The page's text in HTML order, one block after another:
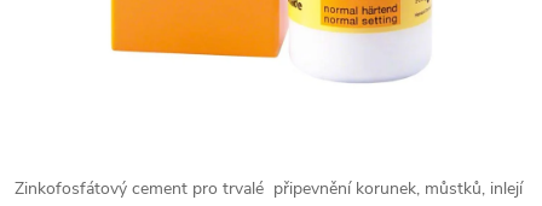
Zinkofosfátový cement pro trvalé připevnění korunek, můstků, inlejí